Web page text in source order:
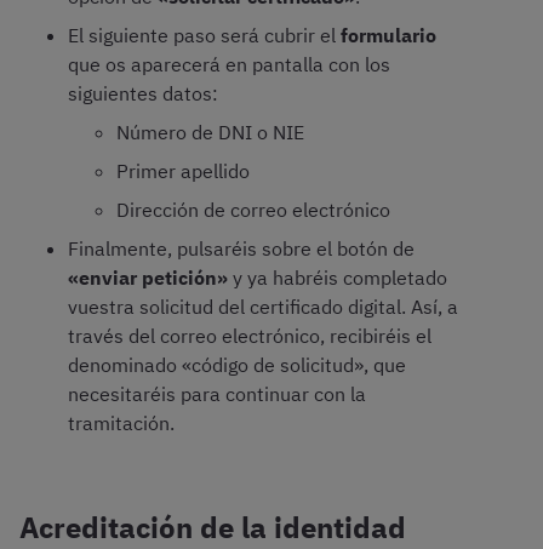
El siguiente paso será cubrir el formulario
que os aparecerá en pantalla con los
siguientes datos:
Número de DNI o NIE
Primer apellido
Dirección de correo electrónico
Finalmente, pulsaréis sobre el botón de
«enviar petición» y ya habréis completado
vuestra solicitud del certificado digital. Así, a
través del correo electrónico, recibiréis el
denominado «código de solicitud», que
necesitaréis para continuar con la
tramitación.
Acreditación de la identidad